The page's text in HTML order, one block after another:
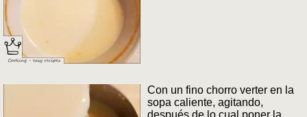
Con un fino chorro verter en la
sopa caliente, agitando,